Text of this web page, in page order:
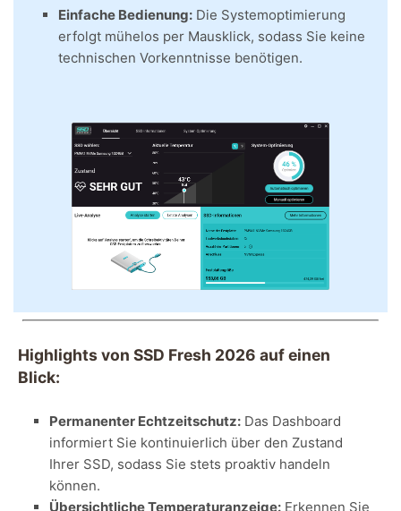
Einfache Bedienung: Die Systemoptimierung
erfolgt mühelos per Mausklick, sodass Sie keine
technischen Vorkenntnisse benötigen.
Highlights von SSD Fresh 2026 auf einen
Blick:
Permanenter Echtzeitschutz: Das Dashboard
informiert Sie kontinuierlich über den Zustand
Ihrer SSD, sodass Sie stets proaktiv handeln
können.
Übersichtliche Temperaturanzeige: Erkennen Sie